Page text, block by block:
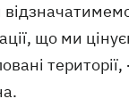
що ми